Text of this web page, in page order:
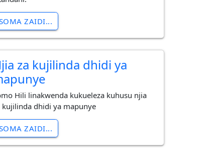
ZAIDI...
za kujilinda dhidi ya
Hili linakwenda kukueleza kuhusu njia
kujilinda dhidi ya mapunye
ZAIDI...